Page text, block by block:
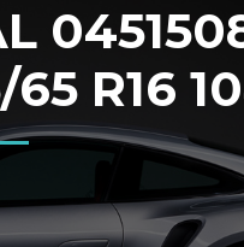
R16